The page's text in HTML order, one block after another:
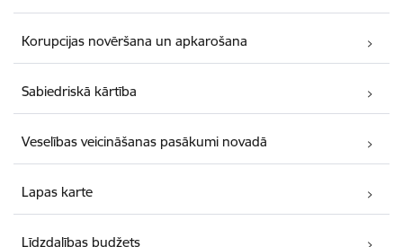
Korupcijas novēršana un apkarošana
Sabiedriskā kārtība
Veselības veicināšanas pasākumi novadā
Lapas karte
Līdzdalības budžets